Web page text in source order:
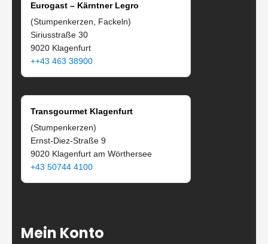
Eurogast – Kärntner Legro
(Stumpenkerzen, Fackeln)
Siriusstraße 30
9020 Klagenfurt
++43 463 38900
Transgourmet Klagenfurt
(Stumpenkerzen)
Ernst-Diez-Straße 9
9020 Klagenfurt am Wörthersee
+43 50744 4100
Mein Konto